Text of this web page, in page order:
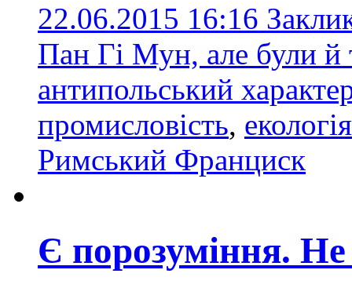
22.06.2015 16:16
Пан Гі Мун, але були й
антипольський
промисловість, екологія
Римський Франциск
Є порозуміння. Не